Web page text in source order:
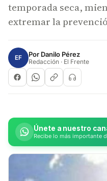
temporada seca,
extremar la
EF Por Danilo Pérez
Redacción · El Frente
Únete a nuestro
Recibe lo más importante